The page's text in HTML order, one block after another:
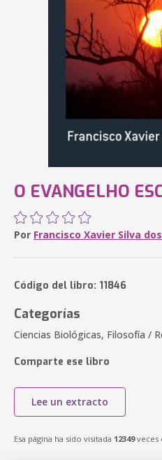
O EVANGELHO
Por Francisco Xavier Silva
Código del libro: 11846
Categorías
Ciencias Biológicas, Filosofía /
Comparte ese libro
Lee un extracto
Esa página ha sido visitada 12349veces